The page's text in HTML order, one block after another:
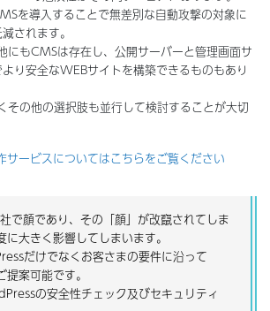
を導入することで無差別な自動攻撃の対象に
されます。
もCMSは存在し、公開サーバーと管理画面サ
り安全なWEBサイトを構築できるものもあり
の他の選択肢も並行して検討することが大切
サービスについてはこちらをご覧ください
で顔であり、その「顔」が改竄されてしま
に大きく影響してしまいます。
だけでなくお客さまの要件に沿って
案可能です。
の安全性チェック及びセキュリティ